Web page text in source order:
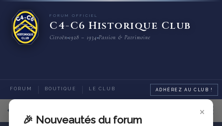
FORUM OFFICIEL
C4-C6 Historique Club
Citroën 1928 – 1934 Passion & Patrimoine
FORUM BOUTIQUE LE CLUB ADHÉREZ AU CLUB !
×
🎉 Nouveautés du forum